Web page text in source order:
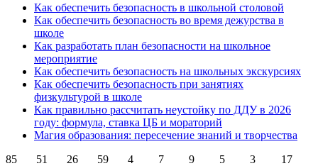
Как обеспечить безопасность в школьной столовой
Как обеспечить безопасность во время дежурства в
школе
Как разработать план безопасности на школьное
мероприятие
Как обеспечить безопасность на школьных экскурсиях
Как обеспечить безопасность при занятиях
физкультурой в школе
Как правильно рассчитать неустойку по ДДУ в 2026
году: формула, ставка ЦБ и мораторий
Магия образования: пересечение знаний и творчества
85
51 26 59 4 7 9 5 3 17